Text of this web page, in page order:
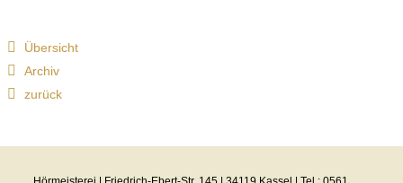
Übersicht
Archiv
zurück